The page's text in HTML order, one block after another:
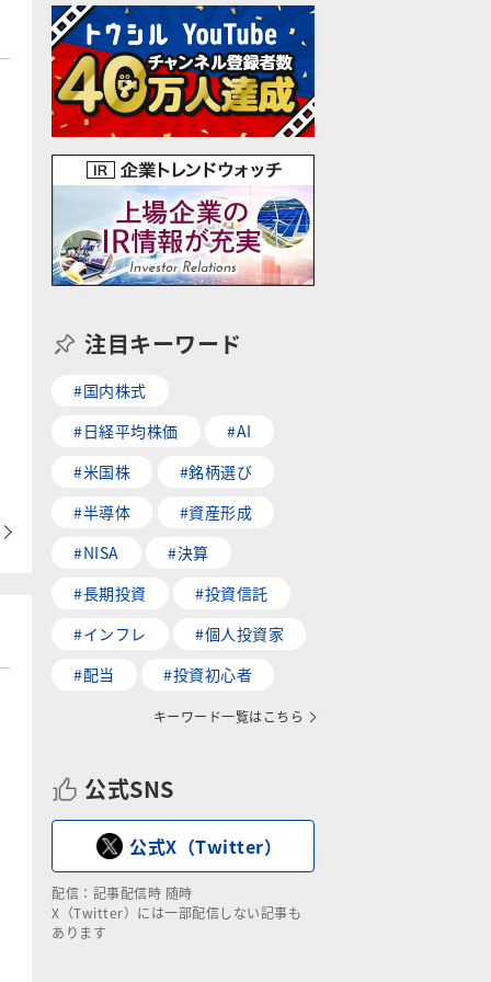
注目キーワード
#国内株式
#日経平均株価
#AI
#米国株
#銘柄選び
#半導体
#資産形成
#NISA
#決算
#長期投資
#投資信託
#インフレ
#個人投資家
#配当
#投資初心者
キーワード一覧はこちら
公式SNS
公式X（Twitter）
配信：記事配信時 随時
X（Twitter）には一部配信しない記事も
あります